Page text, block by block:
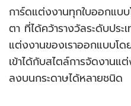
rating
การ์ดแต่งงานทุกใบออกแบ
ตา ที่ได้คว้ารางวัลระดับประ
แต่งงานของเราออกแบบโ
เข้าได้กับสไตล์การจัดงาน
ลงบนกระดาษได้หลายชนิด